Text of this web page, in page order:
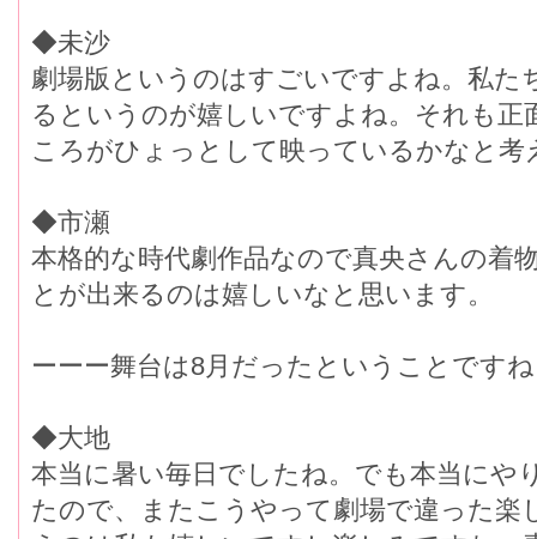
◆未沙
劇場版というのはすごいですよね。私た
るというのが嬉しいですよね。それも
ころがひょっとして映っているかなと
◆市瀬
本格的な時代劇作品なので真央さんの着
とが出来るのは嬉しいなと思います。
ーーー舞台は8月だったということです
◆大地
本当に暑い毎日でしたね。でも本当にや
たので、またこうやって劇場で違った